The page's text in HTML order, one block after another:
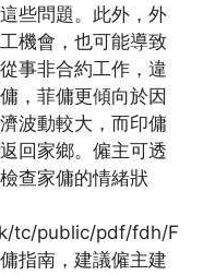
些問題。此外，外
機會，也可能導致
事非合約工作，違
，菲傭更傾向於因
波動較大，而印傭
回家鄉。僱主可透
查家傭的情緒狀
tc/public/pdf/fdh/F
指南，建議僱主建